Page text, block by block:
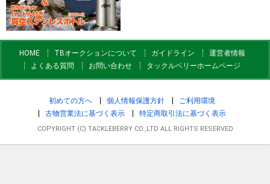
HOME TBオークションについて ガイドライン
運営者情報
よくある質問
お問い合わせ タックルベリーホームページ
初めての方へ 個人情報保護方針
ご利用環境
古物営業法に基づく表示
特定商取引法に基づく表示
COPYRIGHT (C) TACKLEBERRY CO.,LTD ALL RIGHTS RESERVED